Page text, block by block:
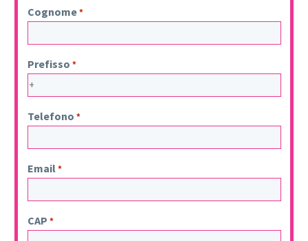
Cognome*
Prefisso *
Telefono *
Email*
CAP *